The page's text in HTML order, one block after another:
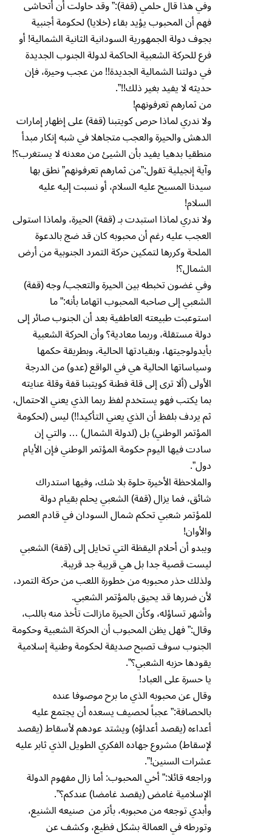
وفي هذا قال حلمي (قفة):” وقد حاولت أن أتحاشى
فهم أن المحبوب يؤيد بقاء (خلايا) لحكومة أجنبية
بجوف دولة الجمهورية السودانية الثانية الشمالية! أو
فرع للحركة الشعبية الحاكمة لدولة الجنوب الجديدة
في دولتنا الشمالية الجديدة!! من عجب وحيرة، فإن
حديثه لا يفيد بغير ذلك!!”.
من ثمارهم تعرفونهم!
ولا ندري لماذا حرص كويتبنا (قفة) على إظهار إمارات
الدهش والحيرة والعجب متجاهلا في شبه إنكار مبدأ
منطقيا بدهيا يفيد بأن الشيئ من معدنه لا يستغرب؟!
وآية إنجيلية تقول:”من ثمارهم تعرفونهم” نطق بها
سيدنا المسيح عليه السلام، أو نسبت إليه عليه
السلام!
ولا ندري لماذا استبدت بـ (قفة) الحيرة، ولماذا استولى
العجب عليه رغم أن محبوبه كان قد ضج بالدعوة
الملحة وكررها لتمكين حركة التمرد الجنوبية من أرض
الشمال؟!
وفي غضون تخبطه بين الحيرة والتعجب/ وجه (قفة)
الشعبي إلى صاحبه المحبوب اتهاما بأنه:” ما
استوعبت طبيعته العاطفية بعد أن الجنوب صائر إلى
دولة مستقلة، وربما معادية؟ وأن الحركة الشعبية
بأيدولوجيتها، وبقيادتها الحالية، وبطريقة حكمها
وسياساتها الحالية هي في الواقع (عدو) من الدرجة
الأولى (ألا ترى إلى قلة فطنة كويتبنا قفة وقلة عنايته
بما يكتب فهو يستخدم لفظ ربما الذي يعني الاحتمال،
ثم يردف بلفظ أن الذي يعني التأكيد!!) ليس (لحكومة
المؤتمر الوطني) بل (لدولة الشمال) … والتي إن
سادت فيها اليوم حكومة المؤتمر الوطني فإن الأيام
دول”.
والملاحظة الأخيرة حلوة بلا شك، وفيها استدراك
شائق، فما يزال (قفة) الشعبي يحلم بقيام دولة
للمؤتمر شعبي تحكم شمال السودان في قادم العصر
والأوان!
ويبدو أن أحلام اليقظة التي تخايل إلى (قفة) الشعبي
ليست قصية جدا بل هي قريبة جد قريبة.
ولذلك حذر محبوبه من خطورة اللعب من حركة التمرد،
لأن ضررها قد يحيق بالمؤتمر الشعبي.
وأشهر تساؤله، وكأن الحيرة مازالت تأخذ منه باللب،
وقال:” فهل يظن المحبوب أن الحركة الشعبية وحكومة
الجنوب سوف تصبح صديقة لحكومة وطنية إسلامية
يقودها حزبه الشعبي؟”.
يا حسرة على العباد!
وقال عن محبوبه الذي ما برح موصوفا عنده
بالحصافة:” عجباً لحصيف يسعده أن يجتمع عليه
أعداءه (يقصد أعداؤه) ويشتد عودهم لأسقاط (يقصد
لإسقاط) مشروع جهاده الفكري الطويل الذي ثابر عليه
عشرات السنين!”.
وراجعه قائلا:” أخي المحبوب: أما زال مفهوم الدولة
الإسلامية غامض (يقصد غامضا) عندكم؟”.
وأبدي توجعه من محبوبه، بأثر من صنيعه الشنيع،
وتورطه في العمالة بشكل فظيع، وكشف عن